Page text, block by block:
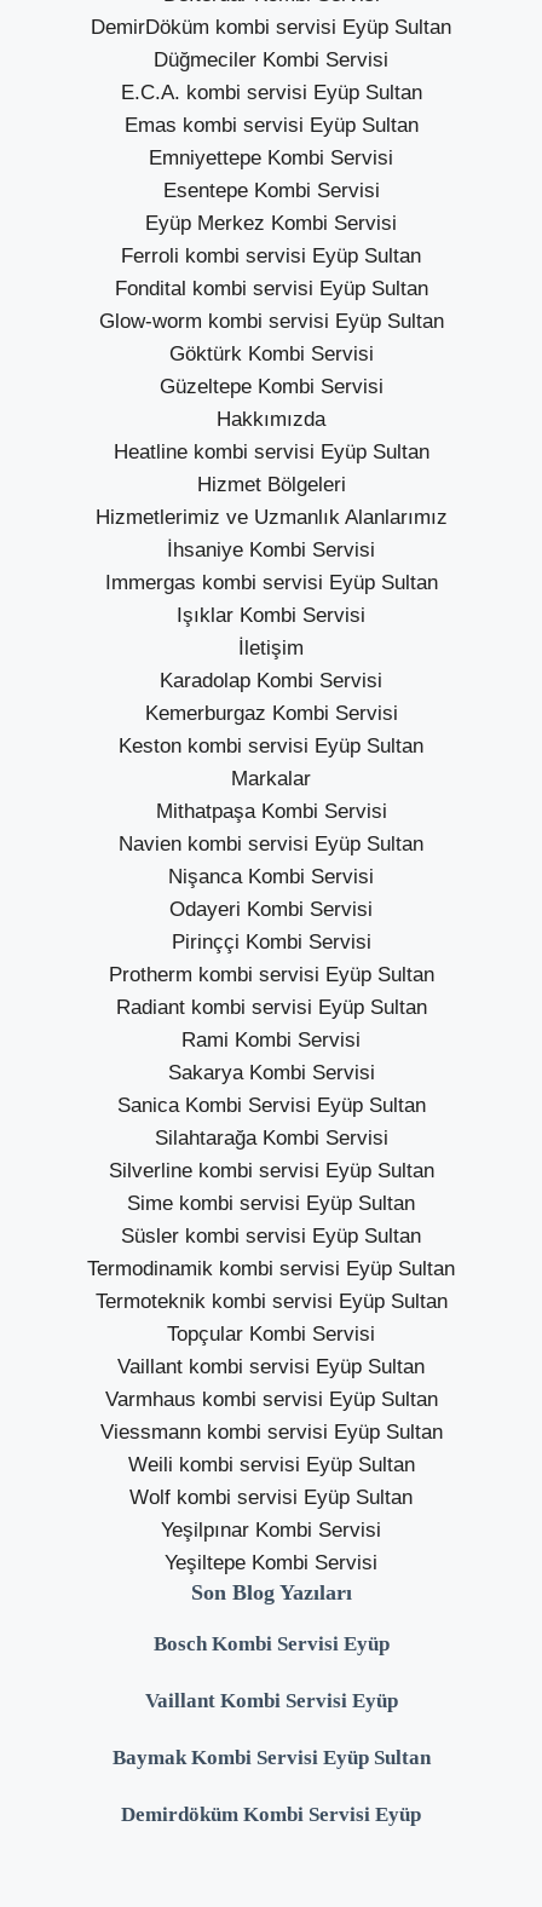
DemirDöküm kombi servisi Eyüp Sultan
Düğmeciler Kombi Servisi
E.C.A. kombi servisi Eyüp Sultan
Emas kombi servisi Eyüp Sultan
Emniyettepe Kombi Servisi
Esentepe Kombi Servisi
Eyüp Merkez Kombi Servisi
Ferroli kombi servisi Eyüp Sultan
Fondital kombi servisi Eyüp Sultan
Glow-worm kombi servisi Eyüp Sultan
Göktürk Kombi Servisi
Güzeltepe Kombi Servisi
Hakkımızda
Heatline kombi servisi Eyüp Sultan
Hizmet Bölgeleri
Hizmetlerimiz ve Uzmanlık Alanlarımız
İhsaniye Kombi Servisi
Immergas kombi servisi Eyüp Sultan
Işıklar Kombi Servisi
İletişim
Karadolap Kombi Servisi
Kemerburgaz Kombi Servisi
Keston kombi servisi Eyüp Sultan
Markalar
Mithatpaşa Kombi Servisi
Navien kombi servisi Eyüp Sultan
Nişanca Kombi Servisi
Odayeri Kombi Servisi
Pirinççi Kombi Servisi
Protherm kombi servisi Eyüp Sultan
Radiant kombi servisi Eyüp Sultan
Rami Kombi Servisi
Sakarya Kombi Servisi
Sanica Kombi Servisi Eyüp Sultan
Silahtarağa Kombi Servisi
Silverline kombi servisi Eyüp Sultan
Sime kombi servisi Eyüp Sultan
Süsler kombi servisi Eyüp Sultan
Termodinamik kombi servisi Eyüp Sultan
Termoteknik kombi servisi Eyüp Sultan
Topçular Kombi Servisi
Vaillant kombi servisi Eyüp Sultan
Varmhaus kombi servisi Eyüp Sultan
Viessmann kombi servisi Eyüp Sultan
Weili kombi servisi Eyüp Sultan
Wolf kombi servisi Eyüp Sultan
Yeşilpınar Kombi Servisi
Yeşiltepe Kombi Servisi
Son Blog Yazıları
Bosch Kombi Servisi Eyüp
Vaillant Kombi Servisi Eyüp
Baymak Kombi Servisi Eyüp Sultan
Demirdöküm Kombi Servisi Eyüp